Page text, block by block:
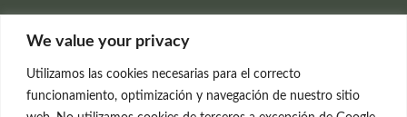
We value your privacy
Utilizamos las cookies necesarias para el correcto
funcionamiento, optimización y navegación de nuestro sitio
C/Claudio Coello, 19 - 1º
699 595 619